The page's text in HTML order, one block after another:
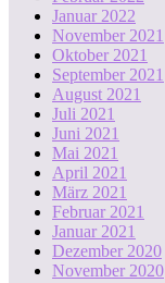
Januar 2022
November 2021
Oktober 2021
September 2021
August 2021
Juli 2021
Juni 2021
Mai 2021
April 2021
März 2021
Februar 2021
Januar 2021
Dezember 2020
November 2020